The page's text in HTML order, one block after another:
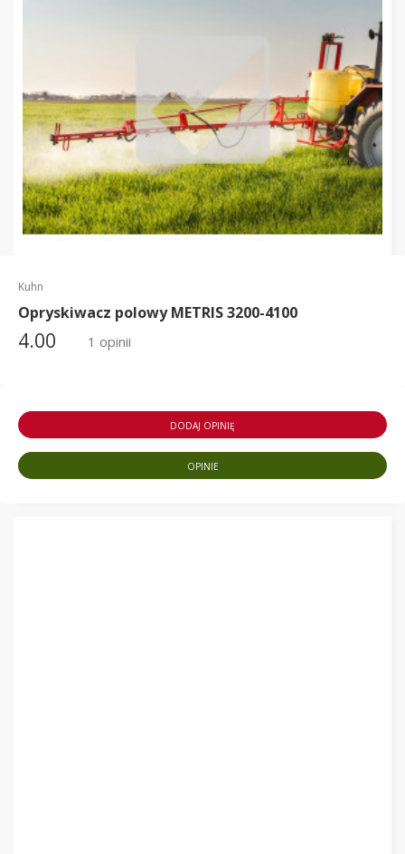
Kuhn
Opryskiwacz polowy METRIS 3200-4100
4.00 1 opinii
DODAJ OPINIĘ
OPINIE